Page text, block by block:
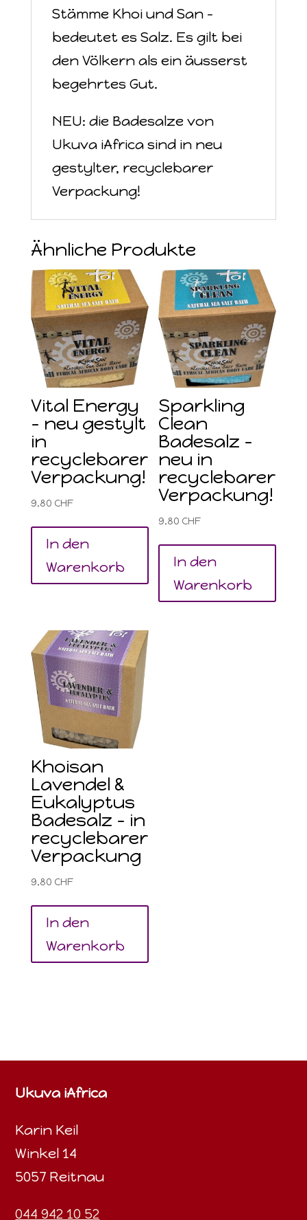
Stämme Khoi und San –
bedeutet es Salz. Es gilt bei
den Völkern als ein äusserst
begehrtes Gut.
NEU: die Badesalze von
Ukuva iAfrica sind in neu
gestylter, recyclebarer
Verpackung!
Ähnliche Produkte
Vital Energy
– neu gestylt
in
recyclebarer
Verpackung!
9,80 CHF
In den
Warenkorb
Sparkling
Clean
Badesalz –
neu in
recyclebarer
Verpackung!
9,80 CHF
In den
Warenkorb
Khoisan
Lavendel &
Eukalyptus
Badesalz – in
recyclebarer
Verpackung
9,80 CHF
In den
Warenkorb
Ukuva iAfrica
Karin Keil
Winkel 14
5057 Reitnau
044 942 10 52